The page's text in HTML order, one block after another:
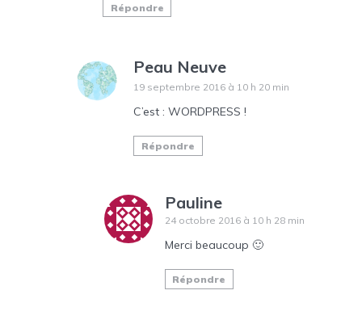
Répondre
Peau Neuve
19 septembre 2016 à 10 h 20 min
C’est : WORDPRESS !
Répondre
Pauline
24 octobre 2016 à 10 h 28 min
Merci beaucoup 🙂
Répondre